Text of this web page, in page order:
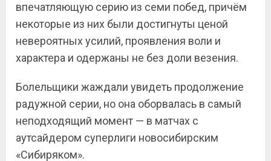
впечатляющую серию из семи побед, причём
некоторые из них были достигнуты ценой
невероятных усилий, проявления воли и
характера и одержаны не без доли везения.
Болельщики жаждали увидеть продолжение
радужной серии, но она оборвалась в самый
неподходящий момент — в матчах с
аутсайдером суперлиги новосибирским
«Сибиряком».